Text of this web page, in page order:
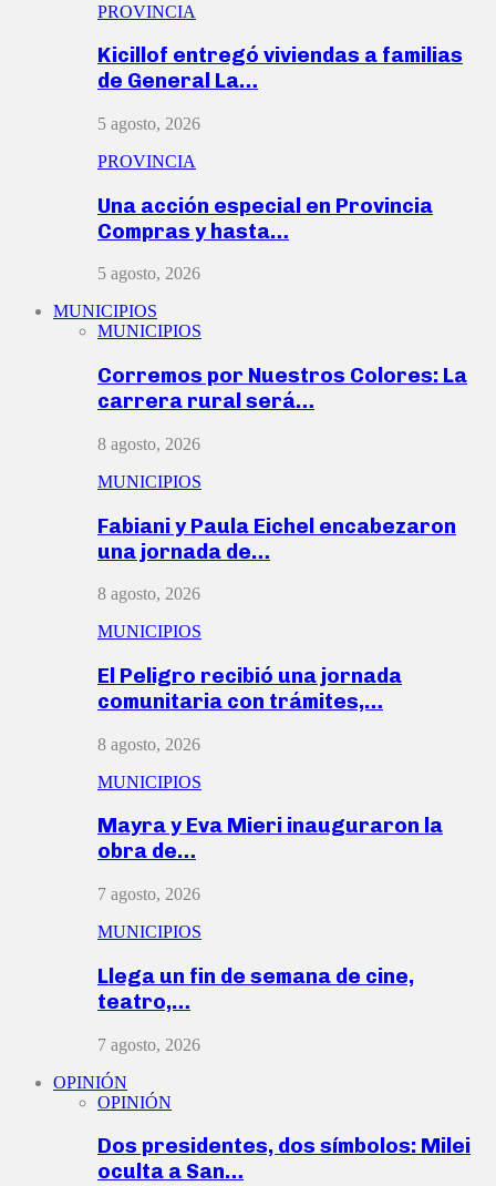
PROVINCIA
Kicillof entregó viviendas a familias
de General La…
5 agosto, 2026
PROVINCIA
Una acción especial en Provincia
Compras y hasta…
5 agosto, 2026
MUNICIPIOS
MUNICIPIOS
Corremos por Nuestros Colores: La
carrera rural será…
8 agosto, 2026
MUNICIPIOS
Fabiani y Paula Eichel encabezaron
una jornada de…
8 agosto, 2026
MUNICIPIOS
El Peligro recibió una jornada
comunitaria con trámites,…
8 agosto, 2026
MUNICIPIOS
Mayra y Eva Mieri inauguraron la
obra de…
7 agosto, 2026
MUNICIPIOS
Llega un fin de semana de cine,
teatro,…
7 agosto, 2026
OPINIÓN
OPINIÓN
Dos presidentes, dos símbolos: Milei
oculta a San…